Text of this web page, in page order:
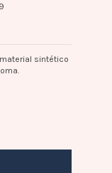
sintético